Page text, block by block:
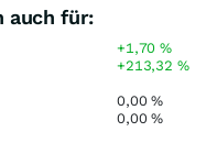
auch für:
+1,70%
+213,32 %
0,00%
0,00%